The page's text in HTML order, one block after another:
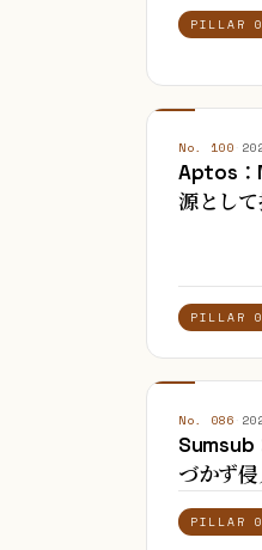
PILLAR
No. 100
Aptos：
源とし
PILLAR
No. 086
Sumsub
づかず
PILLAR